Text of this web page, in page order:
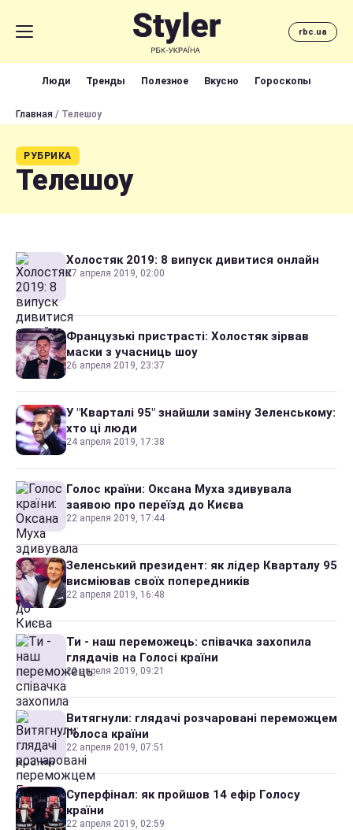
rbc.ua
Люди Тренды Полезное Вкусно Гороскопы
Главная / Телешоу
РУБРИКА
Телешоу
Холостяк 2019: 8 випуск дивитися онлайн
27 апреля 2019, 02:00
Французькі пристрасті: Холостяк зірвав
маски з учасниць шоу
26 апреля 2019, 23:37
У "Кварталі 95" знайшли заміну Зеленському:
хто ці люди
24 апреля 2019, 17:38
Голос країни: Оксана Муха здивувала
заявою про переїзд до Києва
22 апреля 2019, 17:44
Зеленський президент: як лідер Кварталу 95
висміював своїх попередників
22 апреля 2019, 16:48
Ти - наш переможець: співачка захопила
глядачів на Голосі країни
22 апреля 2019, 09:21
Витягнули: глядачі розчаровані переможцем
Голоса країни
22 апреля 2019, 07:51
Суперфінал: як пройшов 14 ефір Голосу
країни
22 апреля 2019, 02:59